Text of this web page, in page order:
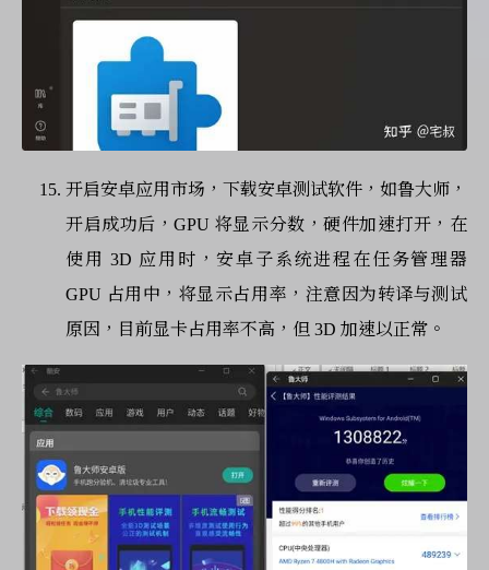
开启安卓应用市场，下载安卓测试软件，如鲁大师，
开启成功后，GPU 将显示分数，硬件加速打开，在
使用 3D 应用时，安卓子系统进程在任务管理器
GPU 占用中，将显示占用率，注意因为转译与测试
原因，目前显卡占用率不高，但 3D 加速以正常。